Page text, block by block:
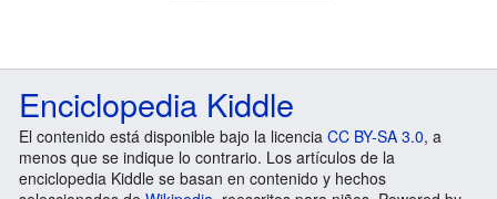
Enciclopedia Kiddle
El contenido está disponible bajo la licencia CC BY-SA 3.0, a
menos que se indique lo contrario. Los artículos de la
enciclopedia Kiddle se basan en contenido y hechos